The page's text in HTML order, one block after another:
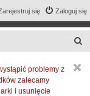
Zaloguj się
się
problemy z
zalecamy
i usunięcie